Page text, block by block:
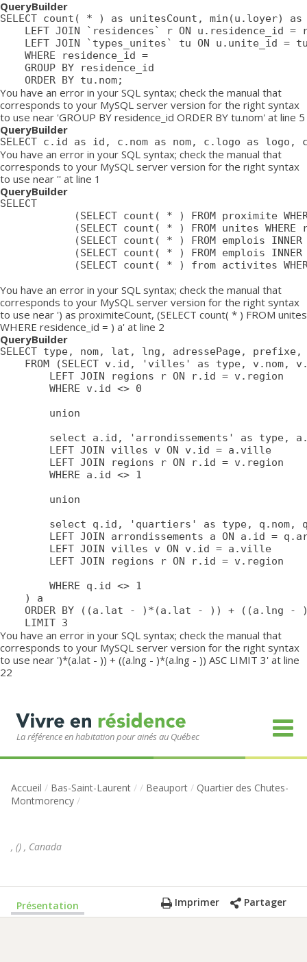
QueryBuilder
SELECT count( * ) as unitesCount, min(u.loyer) as
	ORDER BY tu.nom;
You have an error in your SQL syntax; check the manual that
corresponds to your MySQL server version for the right syntax
to use near 'GROUP BY residence_id ORDER BY tu.nom' at line 5
QueryBuilder
SELECT c.id as id, c.nom as nom, c.logo as
You have an error in your SQL syntax; check the manual that
corresponds to your MySQL server version for the right syntax
to use near '' at line 1
QueryBuilder
SELECT
You have an error in your SQL syntax; check the manual that
corresponds to your MySQL server version for the right syntax
to use near ') as proximiteCount, (SELECT count( * ) FROM unites
WHERE residence_id = ) a' at line 2
QueryBuilder
SELECT type, nom, lat, lng, adressePage, prefixe,
	LIMIT 3
You have an error in your SQL syntax; check the manual that
corresponds to your MySQL server version for the right syntax
to use near ')*(a.lat - )) + ((a.lng - )*(a.lng - )) ASC LIMIT 3' at line
22
La référence en habitation pour ainés au Québec
Accueil / Bas-Saint-Laurent / / Beauport / Quartier des Chutes-
Montmorency /
, () , Canada
Présentation Imprimer Partager